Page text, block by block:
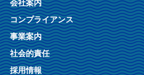
会社案内
コンプライアンス
事業案内
社会的責任
採用情報